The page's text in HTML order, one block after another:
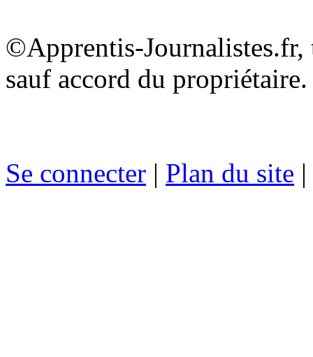
©Apprentis-
sauf accord du propriétaire.
Se connecter | Plan du site |